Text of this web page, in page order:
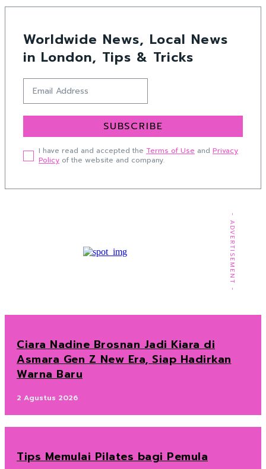
Worldwide News, Local News
in London, Tips & Tricks
SUBSCRIBE
I have read and accepted the Terms of Use and Privacy
Policy of the website and company.
- ADVERTISEMENT -
Ciara Nadine Brosnan Jadi Kiara di
Asmara Gen Z New Era, Siap Hadirkan
Warna Baru
2 Agustus 2026
Tips Memulai Pilates bagi Pemula